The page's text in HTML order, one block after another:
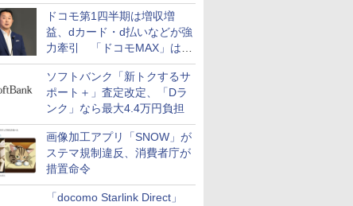
ドコモ第1四半期は増収増
益、dカード・d払いなどが強
力牽引 「ドコモMAX」は
400万契約突破
ソフトバンク「新トクするサ
ポート＋」査定改定、「Dラ
ンク」なら最大4.4万円負担
画像加工アプリ「SNOW」が
ステマ規制違反、消費者庁が
措置命令
「docomo Starlink Direct」